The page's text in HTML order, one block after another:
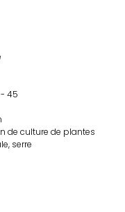
45
de culture de plantes
serre